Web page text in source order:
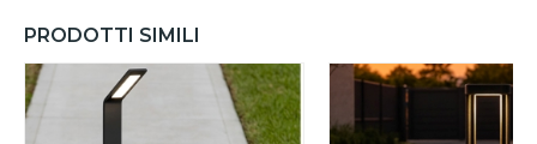
PRODOTTI SIMILI